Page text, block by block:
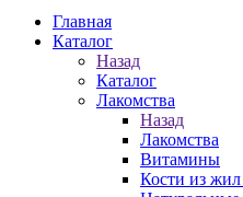
Главная
Каталог
Назад
Каталог
Лакомства
Назад
Лакомства
Витамины
Кости из жил